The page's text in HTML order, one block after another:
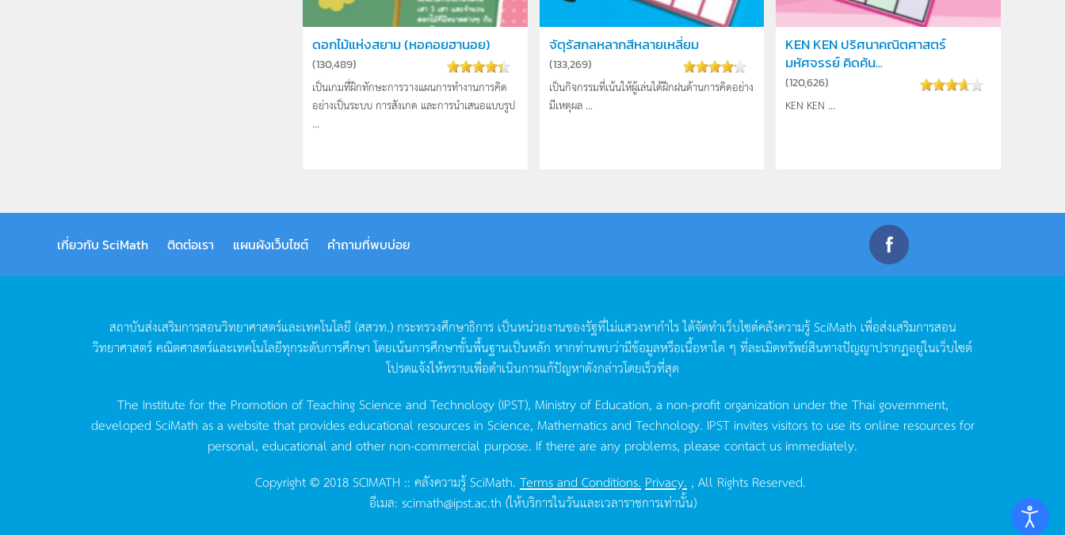
ดอกไม้แห่งสยาม (หอคอยฮานอย)
(130,489)
เป็นเกมที่ฝึกทักษะการวางแผนการทำงานการคิด
อย่างเป็นระบบ การสังเกต และการนำเสนอแบบรูป
...
จัตุรัสกลหลากสีหลายเหลี่ยม
(133,269)
เป็นกิจกรรมที่เน้นให้ผู้เล่นได้ฝึกฝนด้านการคิดอย่าง
มีเหตุผล ...
KEN KEN ปริศนาคณิตศาสตร์
มหัศจรรย์ คิดค้น...
(120,626)
KEN KEN ...
เกี่ยวกับ SciMath ติดต่อเรา แผนผังเว็บไซต์ คำถามที่พบบ่อย
สถาบันส่งเสริมการสอนวิทยาศาสตร์และเทคโนโลยี (สสวท.) กระทรวงศึกษาธิการ เป็นหน่วยงานของรัฐที่ไม่แสวงหากำไรได้จัดทำเว็บไซต์คลังความรู้SciMath เพื่อส่งเสริมการสอน
วิทยาศาสตร์คณิตศาสตร์และเทคโนโลยีทุกระดับการศึกษา โดยเน้นการศึกษาขั้นพื้นฐานเป็นหลัก หากท่านพบว่ามีข้อมูลหรือเนื้อหาใด ๆ ที่ละเมิดทรัพย์สินทางปัญญาปรากฏอยู่ในเว็บไซต์
โปรดแจ้งให้ทราบเพื่อดำเนินการแก้ปัญหาดังกล่าวโดยเร็วที่สุด
The Institute for the Promotion of Teaching Science and Technology (IPST), Ministry of Education, a non-profit organization under the Thai government,
developed SciMath as a website that provides educational resources in Science, Mathematics and Technology. IPST invites visitors to use its online resources for
personal, educational and other non-commercial purpose. If there are any problems, please contact us immediately.
Copyright © 2018 SCIMATH :: คลังความรู้ SciMath.Terms and Conditions. Privacy. , All Rights Reserved.
อีเมล: scimath@ipst.ac.th (ให้บริการในวันและเวลาราชการเท่านั้น)